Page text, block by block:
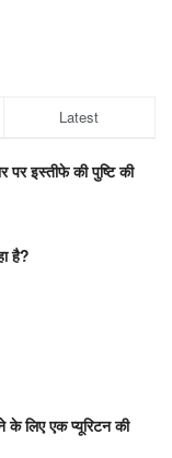
Latest
पर इस्तीफे की पुष्टि की
है?
के लिए एक प्यूरिटन की